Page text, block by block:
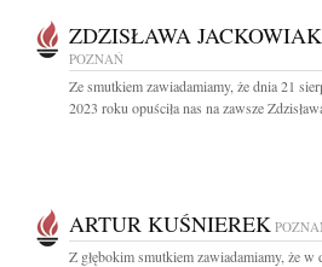
ZDZISŁAWA JACKOWIAK
POZNAŃ
Ze smutkiem zawiadamiamy, że dnia 21
2023 roku opuściła nas na zawsze
ARTUR KUŚNIEREK
Z głębokim smutkiem zawiadamiamy, że w